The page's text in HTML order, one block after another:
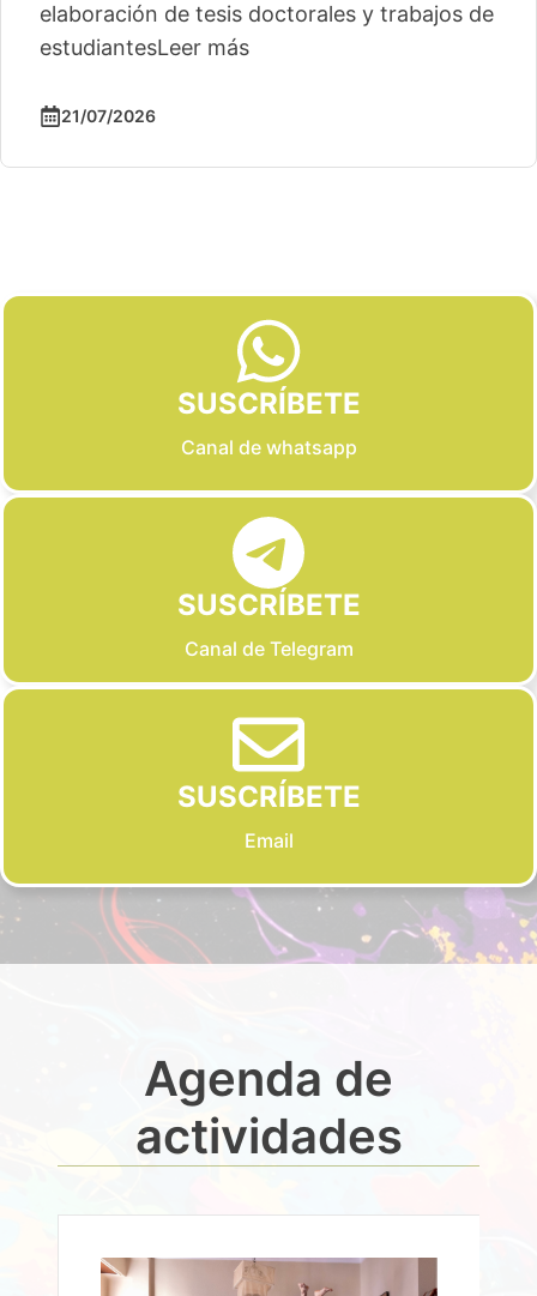
elaboración de tesis doctorales y trabajos de
estudiantesLeer más
21/07/2026
SUSCRÍBETE
Canal de whatsapp
SUSCRÍBETE
Canal de Telegram
SUSCRÍBETE
Email
Agenda de
actividades